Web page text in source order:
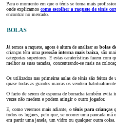
Para o momento em que o ténis se torna mais
onde explicamos como escolher a raquete de ténis
encontrar no mercado.
BOLAS
Já temos a raquete, agora é altura de analisar as bolas
crianças têm uma pressão interna mais baixa , são
categorias superiores. E estas caraterísticas fazem com
melhor as suas tacadas, concentrando-se mais na
Os utilizados nas primeiras aulas de ténis são feitos de
quase todas as grandes marcas os vendem habitualmente.
O facto de serem de espuma de borracha também evita
vezes não medem e podem atingir o outro jogador.
E, como veremos mais adiante, o ténis para crianças
todos os lugares, pelo que, se ocorrer uma pancada má
em partir uma janela, um vidro ou qualquer outra coisa.